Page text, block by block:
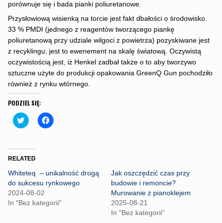
porównuje się i bada pianki poliuretanowe.
Przysłowiową wisienką na torcie jest fakt dbałości o środowisko.
33 % PMDI (jednego z reagentów tworzącego piankę
poliuretanową przy udziale wilgoci z powietrza) pozyskiwane jest
z recyklingu; jest to ewenement na skalę światową. Oczywistą
oczywistością jest, iż Henkel zadbał także o to aby tworzywo
sztuczne użyte do produkcji opakowania GreenQ Gun pochodziło
również z rynku wtórnego.
PODZIEL SIĘ:
C
l
t
o
h
a
r
e
o
n
C
l
h
a
r
n
RELATED
Whiteteq – unikalność drogą
do sukcesu rynkowego
2024-08-02
In "Bez kategorii"
Jak oszczędzić czas przy
budowie i remoncie?
Murowanie z pianoklejem
2025-08-21
In "Bez kategorii"